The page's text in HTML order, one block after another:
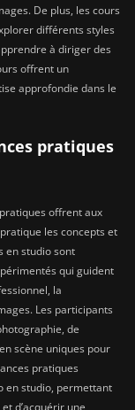
De plus, les cours
différents styles
à diriger des
offrent un
approfondie dans le
pratiques
offrent aux
les concepts et
en studio sont
qui guident
la
Les participants
de
scène uniques pour
pratiques
en studio, permettant
d’acquérir une